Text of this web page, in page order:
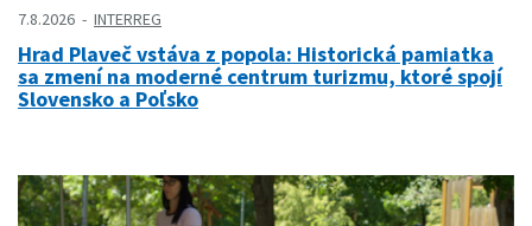
7.8.2026 INTERREG
Hrad Plaveč vstáva z popola: Historická pamiatka
sa zmení na moderné centrum turizmu, ktoré spojí
Slovensko a Poľsko